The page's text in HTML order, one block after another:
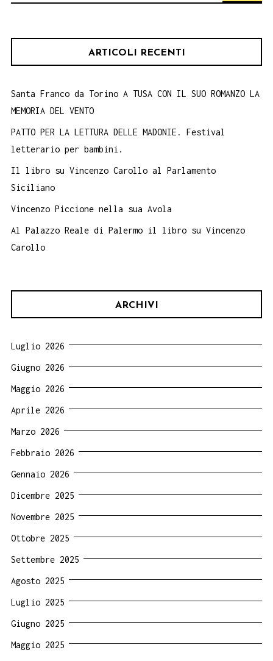
ARTICOLI RECENTI
Santa Franco da Torino A TUSA CON IL SUO ROMANZO LA
MEMORIA DEL VENTO
PATTO PER LA LETTURA DELLE MADONIE. Festival
letterario per bambini.
Il libro su Vincenzo Carollo al Parlamento
Siciliano
Vincenzo Piccione nella sua Avola
Al Palazzo Reale di Palermo il libro su Vincenzo
Carollo
ARCHIVI
Luglio 2026
Giugno 2026
Maggio 2026
Aprile 2026
Marzo 2026
Febbraio 2026
Gennaio 2026
Dicembre 2025
Novembre 2025
Ottobre 2025
Settembre 2025
Agosto 2025
Luglio 2025
Giugno 2025
Maggio 2025